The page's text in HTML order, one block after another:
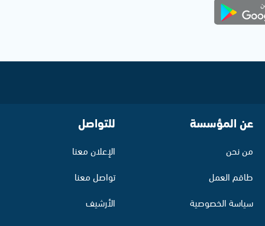
عن المؤسسة
من نحن
طاقم العمل
سياسة الخصوصية
للتواصل
الإعلان معنا
تواصل معنا
الأرشيف